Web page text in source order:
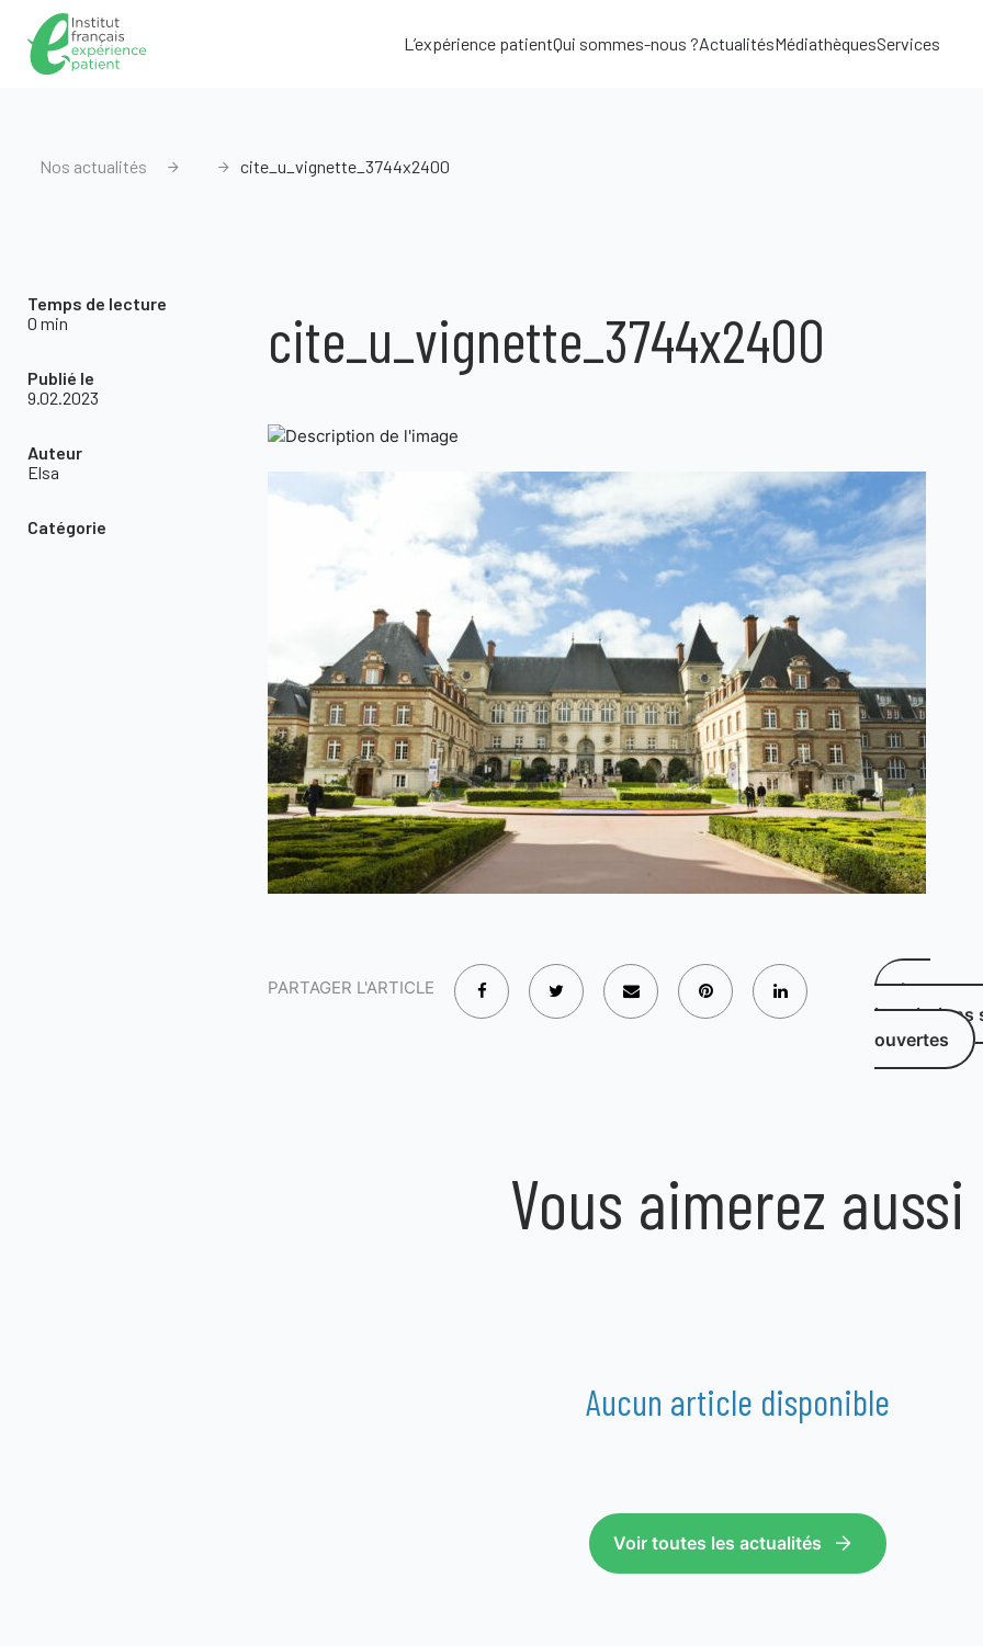
L’expérience patientQui sommes-nous ?ActualitésMédiathèquesServices
Nos actualités cite_u_vignette_3744x2400
Temps de lecture
0 min
Publié le
9.02.2023
Auteur
Elsa
Catégorie
cite_u_vignette_3744x2400
PARTAGER L'ARTICLE
Les
inscriptions
ouvertes
Vous aimerez aussi
Aucun article disponible
Voir toutes les actualités